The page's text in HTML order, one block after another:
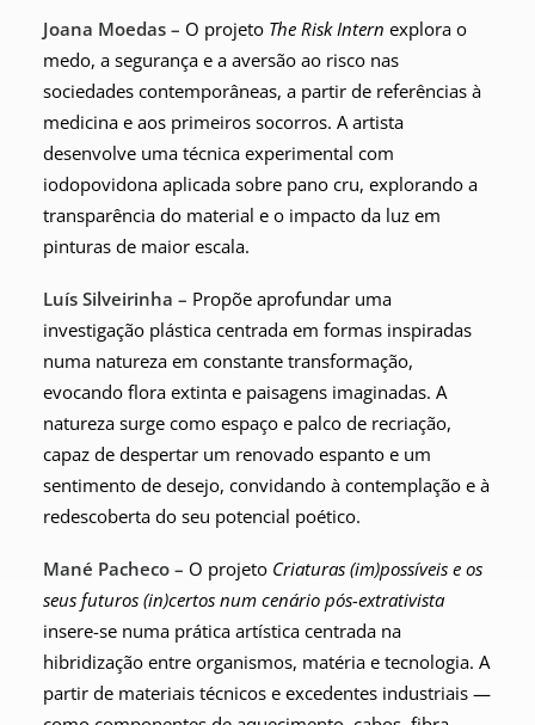
Joana Moedas – O projeto The Risk Intern explora o
medo, a segurança e a aversão ao risco nas
sociedades contemporâneas, a partir de referências à
medicina e aos primeiros socorros. A artista
desenvolve uma técnica experimental com
iodopovidona aplicada sobre pano cru, explorando a
transparência do material e o impacto da luz em
pinturas de maior escala.
Luís Silveirinha – Propõe aprofundar uma
investigação plástica centrada em formas inspiradas
numa natureza em constante transformação,
evocando flora extinta e paisagens imaginadas. A
natureza surge como espaço e palco de recriação,
capaz de despertar um renovado espanto e um
sentimento de desejo, convidando à contemplação e à
redescoberta do seu potencial poético.
Mané Pacheco – O projeto Criaturas (im)possíveis e os
seus futuros (in)certos num cenário pós-extrativista
insere-se numa prática artística centrada na
hibridização entre organismos, matéria e tecnologia. A
partir de materiais técnicos e excedentes industriais —